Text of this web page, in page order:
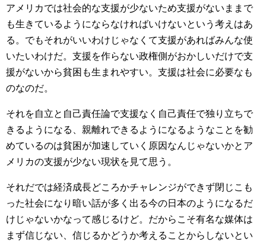
アメリカでは社会的な支援が少ないため支援がないままで
も生きているようにならなければいけないという考えはあ
る。でもそれがいいわけじゃなくて支援があればみんな使
いたいわけだ。支援を作らない政権側がおかしいだけで支
援がないから貧困も生まれやすい。支援は社会に必要なも
のなのだ。
それを自立と自己責任論で支援なく自己責任で独り立ちで
きるようになる、親離れできるようになるようなことを勧
めているのは貧困が加速していく原因なんじゃないかとア
メリカの支援が少ない現状を見て思う。
それだでは経済成長どころかチャレンジができず閉じこも
った社会になり暗い話が多く出る今の日本のようになるだ
けじゃないかなって感じるけど。だからこそ有名な媒体は
まず信じない、信じるかどうか考えることからしないとい